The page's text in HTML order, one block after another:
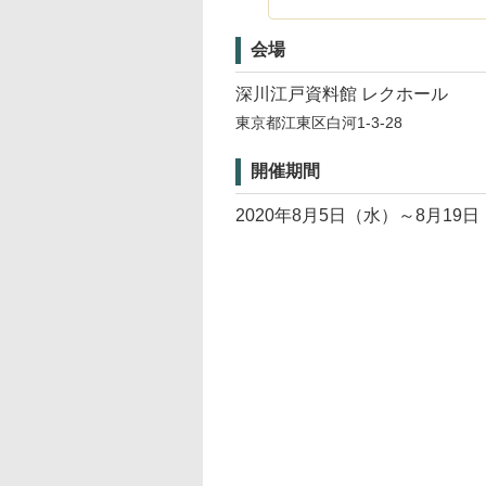
会場
深川江戸資料館 レクホール
東京都江東区白河1-3-28
開催期間
2020年8月5日（水）～8月19日